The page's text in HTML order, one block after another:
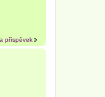
příspěvek